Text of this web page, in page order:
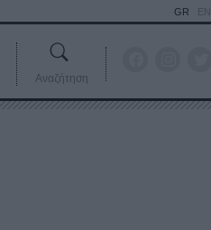
GR EN
Αναζήτηση